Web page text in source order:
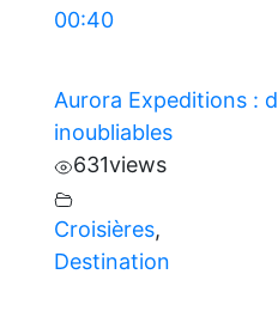
00:40
Aurora Expeditions :
inoubliables
631views
Croisières,
Destination